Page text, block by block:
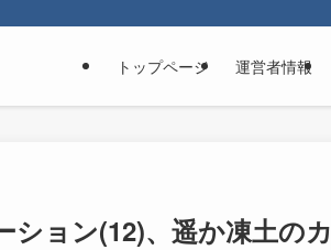
トップページ 運営者情報
ョン(12)、遥か凍土のカ